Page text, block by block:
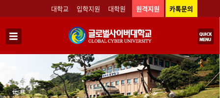
대학교 입학지원 대학원 원격지원 카톡문의